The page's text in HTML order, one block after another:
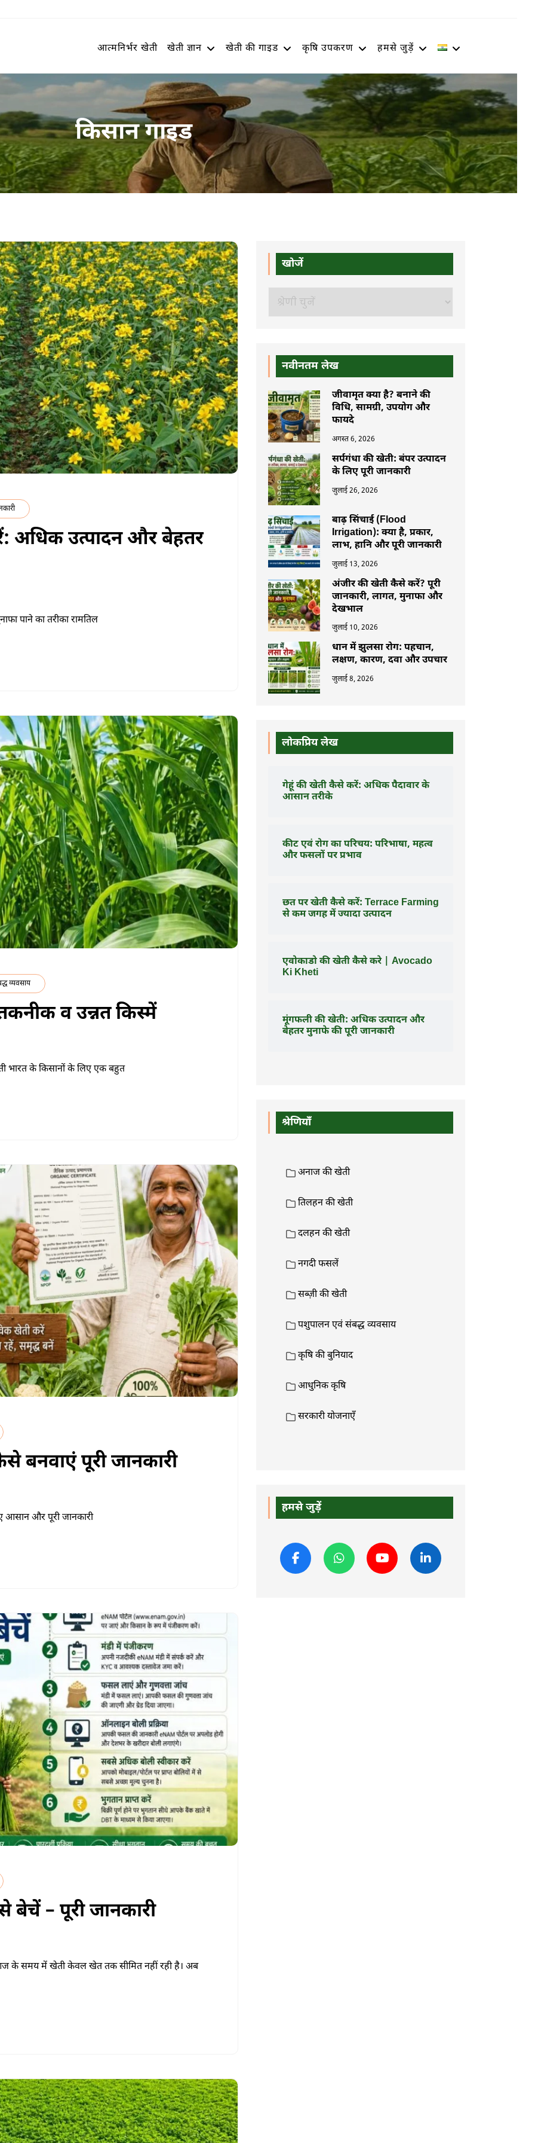
आत्मनिर्भर खेती खेती ज्ञान खेती की गाइड कृषि उपकरण हमसे जुड़ें
किसान गाइड
अधिक उत्पादन और बेहतर
पाने का तरीका रामतिल
व्यवसाय
व उन्नत किस्में
भारत के किसानों के लिए एक बहुत
बनवाएं पूरी जानकारी
आसान और पूरी जानकारी
– पूरी जानकारी
के समय में खेती केवल खेत तक सीमित नहीं रही है। अब
खोजें
खोजें
नवीनतम लेख
जीवामृत क्या है? बनाने की
विधि, सामग्री, उपयोग और
फायदे
अगस्त 6, 2026
सर्पगंधा की खेती: बंपर उत्पादन
के लिए पूरी जानकारी
जुलाई 26, 2026
बाढ़ सिंचाई (Flood
Irrigation): क्या है, प्रकार,
लाभ, हानि और पूरी जानकारी
जुलाई 13, 2026
अंजीर की खेती कैसे करें? पूरी
जानकारी, लागत, मुनाफा और
देखभाल
जुलाई 10, 2026
धान में झुलसा रोग: पहचान,
लक्षण, कारण, दवा और उपचार
जुलाई 8, 2026
लोकप्रिय लेख
गेहूं की खेती कैसे करें: अधिक पैदावार के
आसान तरीके
कीट एवं रोग का परिचय: परिभाषा, महत्व
और फसलों पर प्रभाव
छत पर खेती कैसे करें: Terrace Farming
से कम जगह में ज्यादा उत्पादन
एवोकाडो की खेती कैसे करे | Avocado
Ki Kheti
मूंगफली की खेती: अधिक उत्पादन और
बेहतर मुनाफे की पूरी जानकारी
श्रेणियाँ
अनाज की खेती
तिलहन की खेती
दलहन की खेती
नगदी फसलें
सब्ज़ी की खेती
पशुपालन एवं संबद्ध व्यवसाय
कृषि की बुनियाद
आधुनिक कृषि
सरकारी योजनाएँ
हमसे जुड़ें